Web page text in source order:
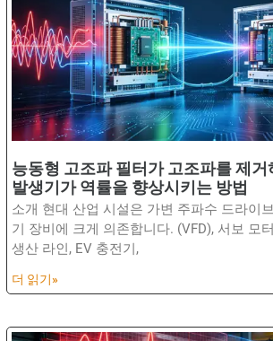
능동형 고조파 필터가 고조파를 제거
발생기가 역률을 향상시키는 방법
소개 현대 산업 시설은 가변 주파수 드라이
기 장비에 크게 의존합니다. (VFD), 서보 모
생산 라인, EV 충전기,
더 읽기»